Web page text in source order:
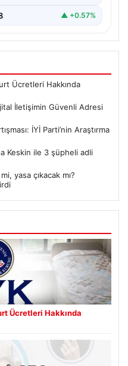
▲ +0.57%
Ücretleri Hakkında
İletişimin Güvenli Adresi
İYİ Parti’nin Araştırma
Keskin ile 3 şüpheli adli
yasa çıkacak mı?
Ücretleri Hakkında